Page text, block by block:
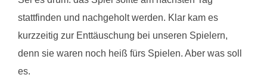
stattfinden und nachgeholt werden. Klar kam es
kurzzeitig zur Enttäuschung bei unseren Spielern,
denn sie waren noch heiß fürs Spielen. Aber was soll
es.